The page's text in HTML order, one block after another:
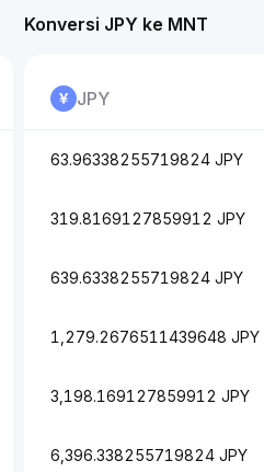
Konversi JPY ke MNT
JPY
63.96338255719824 JPY
319.8169127859912 JPY
639.6338255719824 JPY
1,279.2676511439648 JPY
3,198.169127859912 JPY
6,396.338255719824 JPY